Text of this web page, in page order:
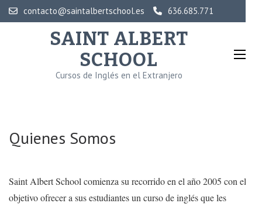
Saltar
al
contacto@saintalbertschool.es 636.685.771
SAINT ALBERT
SCHOOL
Cursos de Inglés en el Extranjero
Quienes Somos
Saint Albert School comienza su recorrido en el año 2005 con el
objetivo ofrecer a sus estudiantes un curso de inglés que les